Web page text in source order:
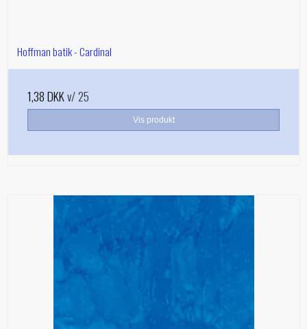
Hoffman batik - Cardinal
1,38 DKKv/ 25
Vis produkt